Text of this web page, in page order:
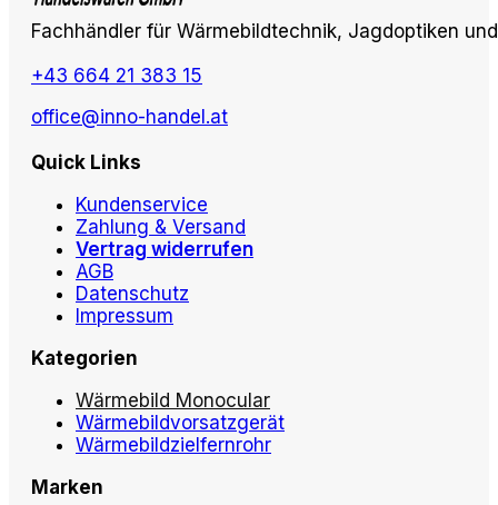
Fachhändler für Wärmebildtechnik, Jagdoptiken
+43 664 21 383 15
office@inno-handel.at
Quick Links
Kundenservice
Zahlung & Versand
Vertrag widerrufen
AGB
Datenschutz
Impressum
Kategorien
Wärmebild Monocular
Wärmebildvorsatzgerät
Wärmebildzielfernrohr
Marken